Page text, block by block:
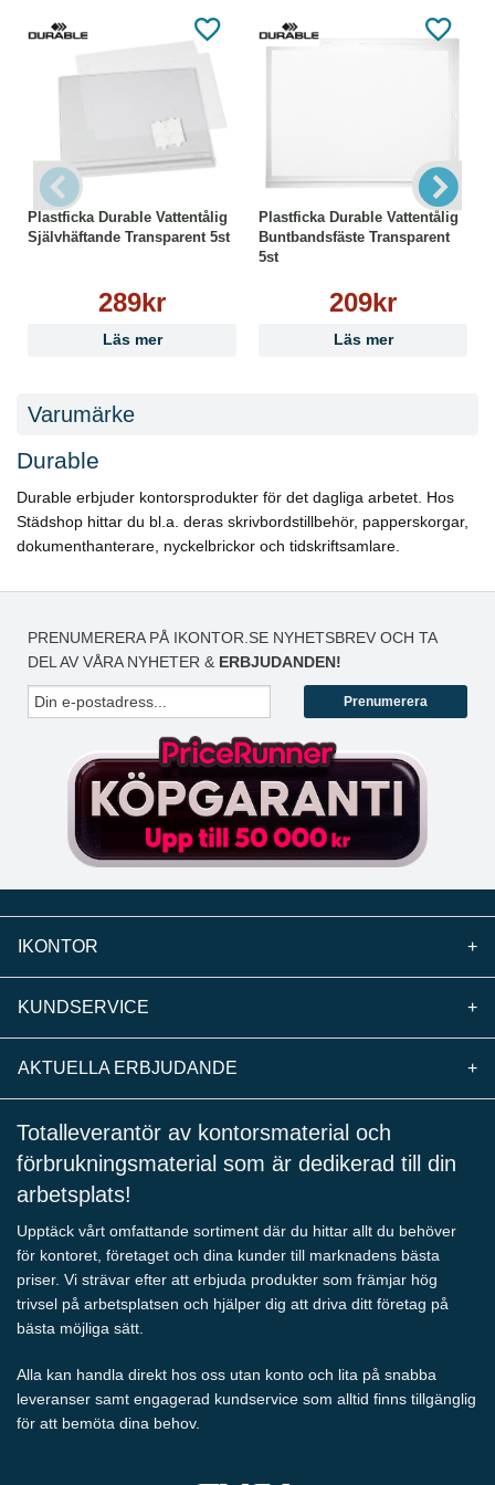
Plastficka Durable Vattentålig
Självhäftande Transparent 5st
289kr
Läs mer
Plastficka Durable Vattentålig
Buntbandsfäste Transparent
5st
209kr
Läs mer
Varumärke
Durable
Durable erbjuder kontorsprodukter för det dagliga arbetet. Hos
Städshop hittar du bl.a. deras skrivbordstillbehör, papperskorgar,
dokumenthanterare, nyckelbrickor och tidskriftsamlare.
PRENUMERERA PÅ IKONTOR.SE NYHETSBREV OCH TA
DEL AV VÅRA NYHETER & ERBJUDANDEN!
Prenumerera
IKONTOR +
KUNDSERVICE +
AKTUELLA ERBJUDANDE +
Totalleverantör av kontorsmaterial och
förbrukningsmaterial som är dedikerad till din
arbetsplats!
Upptäck vårt omfattande sortiment där du hittar allt du behöver
för kontoret, företaget och dina kunder till marknadens bästa
priser. Vi strävar efter att erbjuda produkter som främjar hög
trivsel på arbetsplatsen och hjälper dig att driva ditt företag på
bästa möjliga sätt.
Alla kan handla direkt hos oss utan konto och lita på snabba
leveranser samt engagerad kundservice som alltid finns tillgänglig
för att bemöta dina behov.